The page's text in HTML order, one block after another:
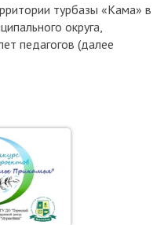
турбазы «Кама» в
округа,
педагогов (далее